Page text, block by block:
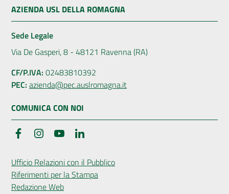
AZIENDA USL DELLA ROMAGNA
Sede Legale
Via De Gasperi, 8 - 48121 Ravenna (RA)
CF/P.IVA: 02483810392
PEC: azienda@pec.auslromagna.it
COMUNICA CON NOI
FacebookInstagramYouTube
Ufficio Relazioni con il Pubblico
Riferimenti per la Stampa
Redazione Web